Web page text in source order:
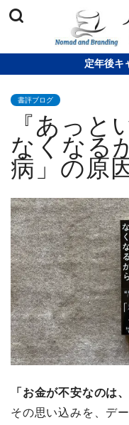
定年後キ
書評ブログ
『あっと
なくなる
病」の原
「お金が不安なのは
その思い込みを、デ